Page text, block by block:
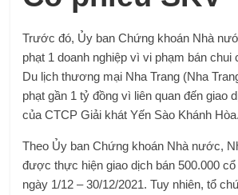
Trước đó, Ủy ban Chứng khoán Nhà
phạt 1 doanh nghiệp vì vi phạm bán chui
Du lịch thương mại Nha Trang (Nha
phạt gần 1 tỷ đồng vì liên quan đến giao
của CTCP Giải khát Yến Sào Khánh Hòa.
Theo Ủy ban Chứng khoán Nhà nước,
được thực hiện giao dịch bán 500.000
ngày 1/12 – 30/12/2021. Tuy nhiên, tổ